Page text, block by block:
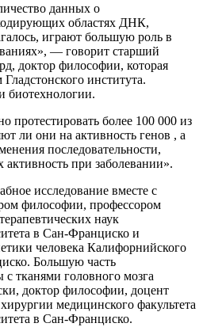
данных о
областях ДНК,
играют большую роль в
— говорит старший
доктор философии, которая
института.
биотехнологии.
протестировать более 100 000 из
ли они на активность генов , а
последовательности,
при заболевании».
исследование вместе с
философии, профессором
наук
в Сан-Франциско и
человека Калифорнийского
Большую часть
тканями головного мозга
доктор философии, доцент
медицинского факультета
в Сан-Франциско.